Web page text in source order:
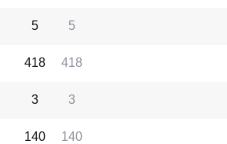
5
5
418
418
3
3
140
140